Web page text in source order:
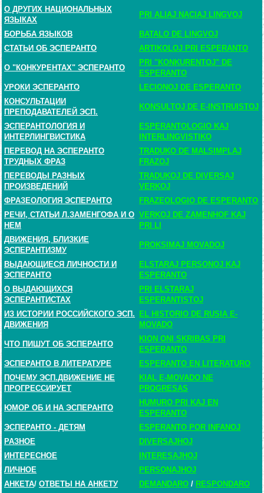
О ДРУГИХ НАЦИОНАЛЬНЫХ
ЯЗЫКАХ
PRI ALIAJ NACIAJ LINGVOJ
БОРЬБА ЯЗЫКОВ
BATALO DE LINGVOJ
СТАТЬИ ОБ ЭСПЕРАНТО
ARTIKOLOJ PRI ESPERANTO
О "КОНКУРЕНТАХ" ЭСПЕРАНТО
PRI "KONKURENTOJ" DE
ESPERANTO
УРОКИ ЭСПЕРАНТО
LECIONOJ DE ESPERANTO
КОНСУЛЬТАЦИИ
ПРЕПОДАВАТЕЛЕЙ ЭСП.
KONSULTOJ DE E-INSTRUISTOJ
ЭСПЕРАНТОЛОГИЯ И
ИНТЕРЛИНГВИСТИКА
ESPERANTOLOGIO KAJ
INTERLINGVISTIKO
ПЕРЕВОД НА ЭСПЕРАНТО
ТРУДНЫХ ФРАЗ
TRADUKO DE MALSIMPLAJ
FRAZOJ
ПЕРЕВОДЫ РАЗНЫХ
ПРОИЗВЕДЕНИЙ
TRADUKOJ DE DIVERSAJ
VERKOJ
ФРАЗЕОЛОГИЯ ЭСПЕРАНТО
FRAZEOLOGIO DE ESPERANTO
РЕЧИ, СТАТЬИ Л.ЗАМЕНГОФА И О
НЕМ
VERKOJ DE ZAMENHOF KAJ
PRI LI
ДВИЖЕНИЯ, БЛИЗКИЕ
ЭСПЕРАНТИЗМУ
PROKSIMAJ MOVADOJ
ВЫДАЮЩИЕСЯ ЛИЧНОСТИ И
ЭСПЕРАНТО
ELSTARAJ PERSONOJ KAJ
ESPERANTO
О ВЫДАЮЩИХСЯ
ЭСПЕРАНТИСТАХ
PRI ELSTARAJ
ESPERANTISTOJ
ИЗ ИСТОРИИ РОССИЙСКОГО ЭСП.
ДВИЖЕНИЯ
EL HISTORIO DE RUSIA E-
MOVADO
ЧТО ПИШУТ ОБ ЭСПЕРАНТО
KION ONI SKRIBAS PRI
ESPERANTO
ЭСПЕРАНТО В ЛИТЕРАТУРЕ
ESPERANTO EN LITERATURO
ПОЧЕМУ ЭСП.ДВИЖЕНИЕ НЕ
ПРОГРЕССИРУЕТ
KIAL E-MOVADO NE
PROGRESAS
ЮМОР ОБ И НА ЭСПЕРАНТО
HUMURO PRI KAJ EN
ESPERANTO
ЭСПЕРАНТО - ДЕТЯМ
ESPERANTO POR INFANOJ
РАЗНОЕ
DIVERSAJHOJ
ИНТЕРЕСНОЕ
INTERESAJHOJ
ЛИЧНОЕ
PERSONAJHOJ
АНКЕТА/ ОТВЕТЫ НА АНКЕТУ DEMANDARO / RESPONDARO